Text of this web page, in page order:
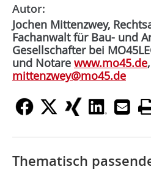
Autor:
Jochen Mittenzwey,
Fachanwalt für Bau- und
Gesellschafter bei
und Notare www.mo45.de,
mittenzwey@mo45.de
Thematisch